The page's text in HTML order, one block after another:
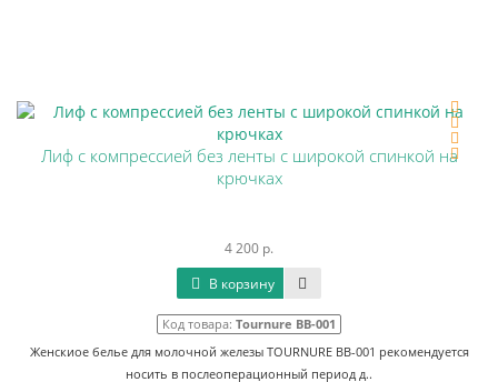
Лиф с компрессией без ленты с широкой спинкой на
крючках
4 200 р.
В корзину
Код товара: Tournure BB-001
Женскиое белье для молочной железы TOURNURE BB-001 рекомендуется
носить в послеоперационный период д..